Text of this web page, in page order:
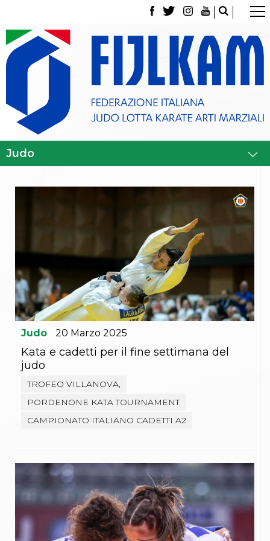
La Federazione
Tesseramento
Contatti
Norme e modulistica Affiliazioni e Tesseramenti
Classifica Società Sportive con più di 100 atleti
tesserati
Giustizia Sportiva
Media
Trasparenza
La disciplina
News
Attività Didattica
Gare e Risultati
Albi Federali
Arbitri
Lotta
La disciplina
News
Attività Didattica
La disciplina
News
Gare e Risultati
Aikido
Ju Jitsu
Sumo
Capoeira
Grappling
BJJ
Pancrazio/Pankration
Judo 20 Marzo 2025
Kata e cadetti per il fine settimana del
judo
TROFEO VILLANOVA,
PORDENONE KATA TOURNAMENT
CAMPIONATO ITALIANO CADETTI A2